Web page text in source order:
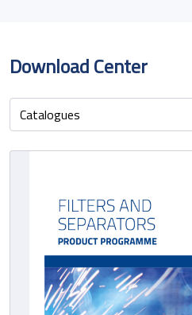
Download Center